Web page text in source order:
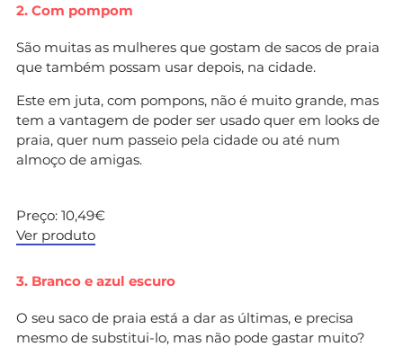
2. Com pompom
São muitas as mulheres que gostam de sacos de praia
que também possam usar depois, na cidade.
Este em juta, com pompons, não é muito grande, mas
tem a vantagem de poder ser usado quer em looks de
praia, quer num passeio pela cidade ou até num
almoço de amigas.
Preço: 10,49€
Ver produto
3. Branco e azul escuro
O seu saco de praia está a dar as últimas, e precisa
mesmo de substitui-lo, mas não pode gastar muito?